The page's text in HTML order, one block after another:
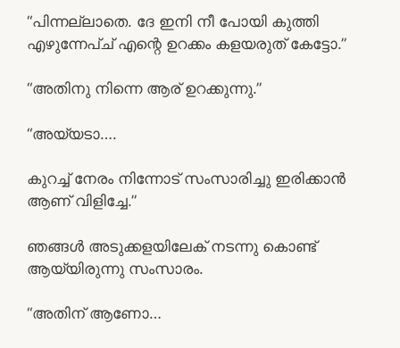
“പിന്നല്ലാതെ. ദേ ഇനി നീ പോയി കുത്തി
എഴുന്നേപ്ച് എന്റെ ഉറക്കം കളയരുത് കേട്ടോ.”
“അതിനു നിന്നെ ആര് ഉറക്കുന്നു.”
“അയ്യടാ….
കുറച്ച് നേരം നിന്നോട് സംസാരിച്ചു ഇരിക്കാൻ
ആണ് വിളിച്ചേ.”
ഞങ്ങൾ അടുക്കളയിലേക് നടന്നു കൊണ്ട്
ആയ്യിരുന്നു സംസാരം.
“അതിന് ആണോ…